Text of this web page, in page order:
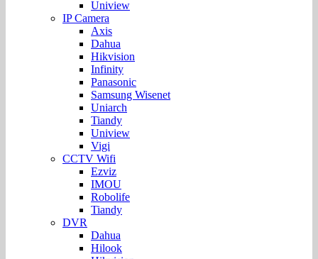
Uniview
IP Camera
Axis
Dahua
Hikvision
Infinity
Panasonic
Samsung Wisenet
Uniarch
Tiandy
Uniview
Vigi
CCTV Wifi
Ezviz
IMOU
Robolife
Tiandy
DVR
Dahua
Hilook